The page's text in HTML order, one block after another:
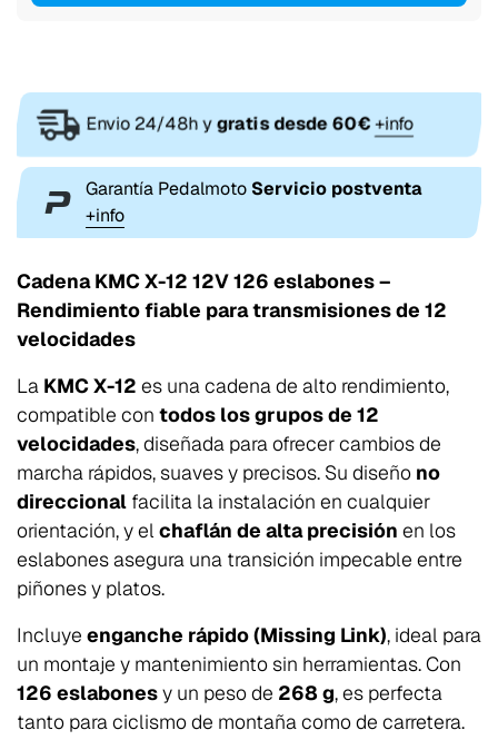
Envio 24/48h ygratis desde 60€+info
Garantía Pedalmoto Servicio postventa
+info
Cadena KMC X-12 12V 126 eslabones –
Rendimiento fiable para transmisiones de 12
velocidades
La KMC X-12 es una cadena de alto rendimiento,
compatible con todos los grupos de 12
velocidades, diseñada para ofrecer cambios de
marcha rápidos, suaves y precisos. Su diseño no
direccional facilita la instalación en cualquier
orientación, y el chaflán de alta precisión en los
eslabones asegura una transición impecable entre
piñones y platos.
Incluye enganche rápido (Missing Link), ideal para
un montaje y mantenimiento sin herramientas. Con
126 eslabonesy un peso de 268 g, es perfecta
tanto para ciclismo de montaña como de carretera.